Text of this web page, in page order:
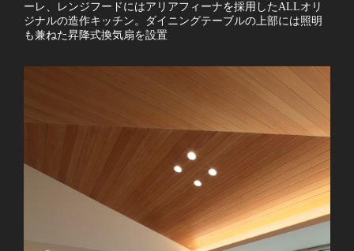
ーレ、レンジフードにはアリアフィーナを採用したALLオリ
ジナルの造作キッチン。ダイニングテーブルの上部には照明
も兼ねた昇降式換気扇を設置